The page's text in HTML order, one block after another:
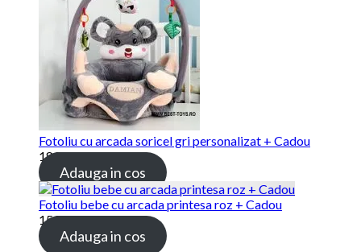
Fotoliu cu arcada soricel gri personalizat + Cadou
189.00 lei
Adauga in cos
Fotoliu bebe cu arcada printesa roz + Cadou
159.00 lei
Adauga in cos